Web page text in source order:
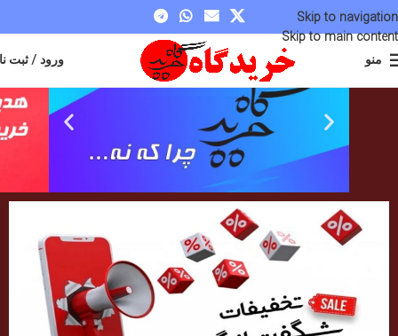
Skip to navigation
Skip to main content
منو ورود / ثبت